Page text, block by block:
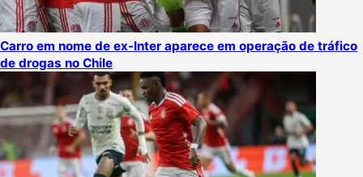
Carro em nome de ex-Inter aparece em operação de tráfico
de drogas no Chile